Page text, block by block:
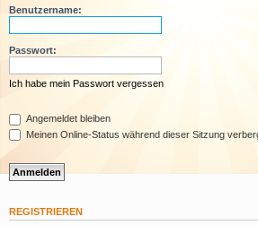
Benutzername:
Passwort:
Ich habe mein Passwort vergessen
Angemeldet bleiben
Meinen Online-Status während dieser Sitzung
REGISTRIEREN